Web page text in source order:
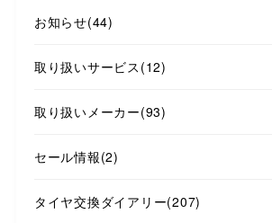
お知らせ(44)
取り扱いサービス (12)
取り扱いメーカー(93)
セール情報(2)
タイヤ交換ダイアリー(207)